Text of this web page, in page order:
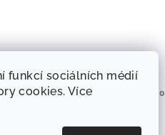
funkcí sociálních médií
cookies. Více
813280